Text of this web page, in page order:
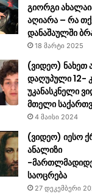
გიორგი
აღიარა – რა
დანაშაულში
18 მარტი 2025
(ვიდეო) ნახეთ
დაღუპული 12-
უკანასკნელი
მთელი
4 მაისი 2024
(ვიდეო) იესო
ანალიზი
-
საოცრება
27 დეკემბერი